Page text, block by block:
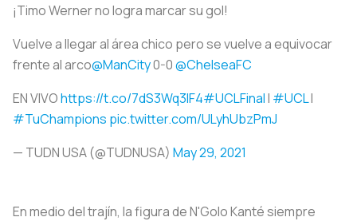
¡Timo Werner no logra marcar su gol!
Vuelve a llegar al área chico pero se vuelve a equivocar
frente al arco@ManCity0-0@ChelseaFC
EN VIVOhttps://t.co/7dS3Wq3IF4#UCLFinall #UCLl
#TuChampions pic.twitter.com/ULyhUbzPmJ
— TUDN USA (@TUDNUSA) May 29, 2021
En medio del trajín, la figura de N'Golo Kanté siempre